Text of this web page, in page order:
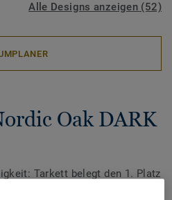
Alle Designs anzeigen (52)
Oak DARK
Tarkett belegt den 1. Platz